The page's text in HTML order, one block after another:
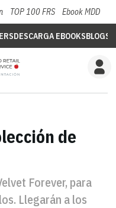
TOP 100 FRS Ebook MDD
DESCARGA EBOOKSBLOGS
de
Forever, para
Llegarán a los